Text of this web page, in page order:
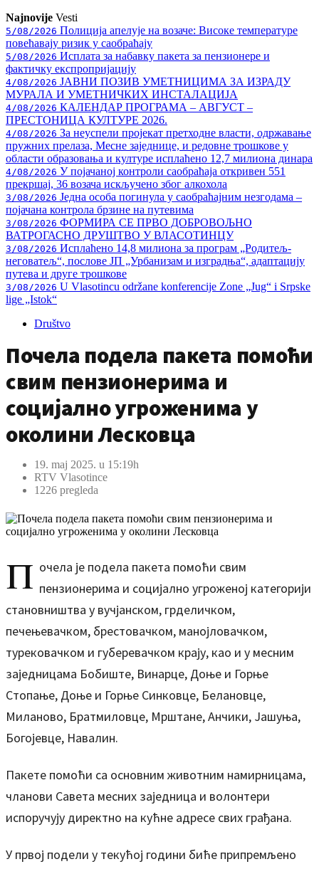
Najnovije Vesti
5/08/2026 Полиција апелује на возаче: Високе температуре
повећавају ризик у саобраћају
5/08/2026 Исплата за набавку пакета за пензионере и
фактичку експропријацију
4/08/2026 ЈАВНИ ПОЗИВ УМЕТНИЦИМА ЗА ИЗРАДУ
МУРАЛА И УМЕТНИЧКИХ ИНСТАЛАЦИЈА
4/08/2026 КАЛЕНДАР ПРОГРАМА – АВГУСТ –
ПРЕСТОНИЦА КУЛТУРЕ 2026.
4/08/2026 За неуспели пројекат претходне власти, одржавање
пружних прелаза, Месне заједнице, и редовне трошкове у
области образовања и културе исплаћено 12,7 милиона динара
4/08/2026 У појачаној контроли саобраћаја откривен 551
прекршај, 36 возача искључено због алкохола
3/08/2026 Једна особа погинула у саобраћајним незгодама –
појачана контрола брзине на путевима
3/08/2026 ФОРМИРА СЕ ПРВО ДОБРОВОЉНО
ВАТРОГАСНО ДРУШТВО У ВЛАСОТИНЦУ
3/08/2026 Исплаћено 14,8 милиона за програм „Родитељ-
неговатељ“, послове ЈП „Урбанизам и изградња“, адаптацију
путева и друге трошкове
3/08/2026 U Vlasotincu održane konferencije Zone „Jug“ i Srpske
lige „Istok“
Društvo
Почела подела пакета помоћи
свим пензионерима и
социјално угроженима у
околини Лесковца
19. maj 2025. u 15:19h
RTV Vlasotince
1226 pregleda
П очела је подела пакета помоћи свим
пензионерима и социјално угроженој категорији
становништва у вучјанском, грделичком,
печењевачком, брестовачком, манојловачком,
турековачком и губеревачком крају, као и у месним
заједницама Бобиште, Винарце, Доње и Горње
Стопање, Доње и Горње Синковце, Белановце,
Миланово, Братмиловце, Мрштане, Анчики, Јашуња,
Богојевце, Навалин.
Пакете помоћи са основним животним намирницама,
чланови Савета месних заједница и волонтери
испоручују директно на кућне адресе свих грађана.
У првој подели у текућој години биће припремљено